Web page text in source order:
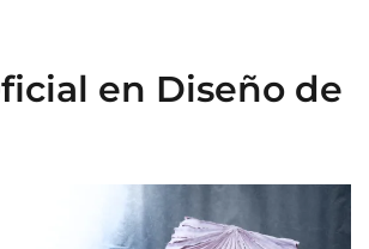
en Diseño de